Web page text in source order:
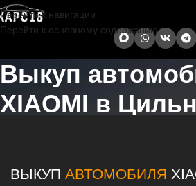
Перейти к навигации
Перейти к основному содержанию
Выкуп
XIAOMI в
ВЫКУП АВТОМОБИЛЯ